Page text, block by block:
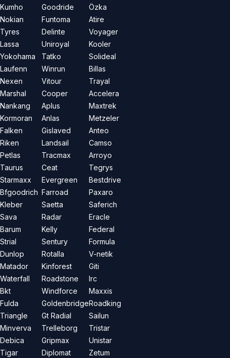
Kumho
Nokian
Tyres
Lassa
Yokohama
Laufenn
Nexen
Marshal
Nankang
Kormoran
Falken
Riken
Petlas
Taurus
Starmaxx
Bfgoodrich
Kleber
Sava
Barum
Strial
Dunlop
Matador
Waterfall
Bkt
Fulda
Triangle
Minverva
Debica
Tigar
Goodride
Funtoma
Delinte
Uniroyal
Tatko
Winrun
Vitour
Cooper
Aplus
Anlas
Gislaved
Landsail
Tracmax
Ceat
Evergreen
Farroad
Saetta
Radar
Kelly
Sentury
Rotalla
Kinforest
Roadstone
Windforce
Goldenbridge
Gt Radial
Trelleborg
Gripmax
Diplomat
Özka
Atire
Voyager
Kooler
Solideal
Billas
Trayal
Accelera
Maxtrek
Metzeler
Anteo
Camso
Arroyo
Tegrys
Bestdrive
Paxaro
Saferich
Eracle
Federal
Formula
V-netik
Giti
Irc
Maxxis
Roadking
Sailun
Tristar
Unistar
Zetum